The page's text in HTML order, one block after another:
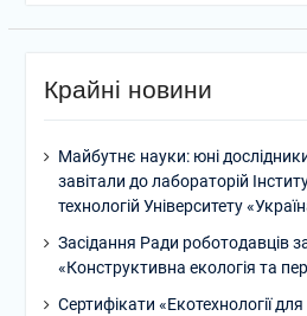
Крайні новини
Майбутнє науки: юні
завітали до лабораторій
технологій Університету
Засідання Ради роботодавців
«Конструктивна екологія та
Сертифікати «Екотехнології для